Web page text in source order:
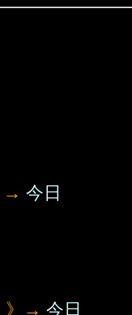
→ 今日
》→ 今日